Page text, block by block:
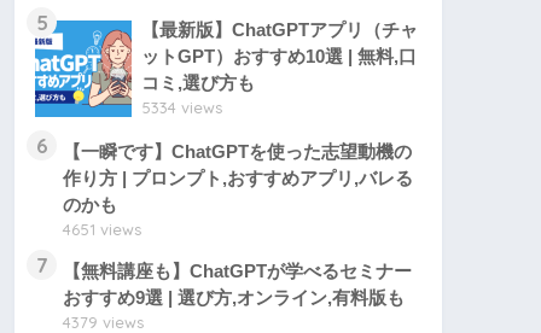
5
【最新版】ChatGPTアプリ（チャ
ットGPT）おすすめ10選 | 無料,口
コミ,選び方も
5334 views
6
【一瞬です】ChatGPTを使った志望動機の
作り方 | プロンプト,おすすめアプリ,バレる
のかも
4651 views
7
【無料講座も】ChatGPTが学べるセミナー
おすすめ9選 | 選び方,オンライン,有料版も
4379 views